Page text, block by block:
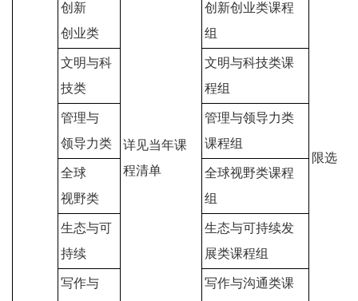
创新
创业类
详见当年课
程清单
创新创业类课程
组
限选
文明与科
技类
文明与科技类课
程组
管理与
领导力类
管理与领导力类
课程组
全球
视野类
全球视野类课程
组
生态与可
持续
生态与可持续发
展类课程组
写作与
写作与沟通类课